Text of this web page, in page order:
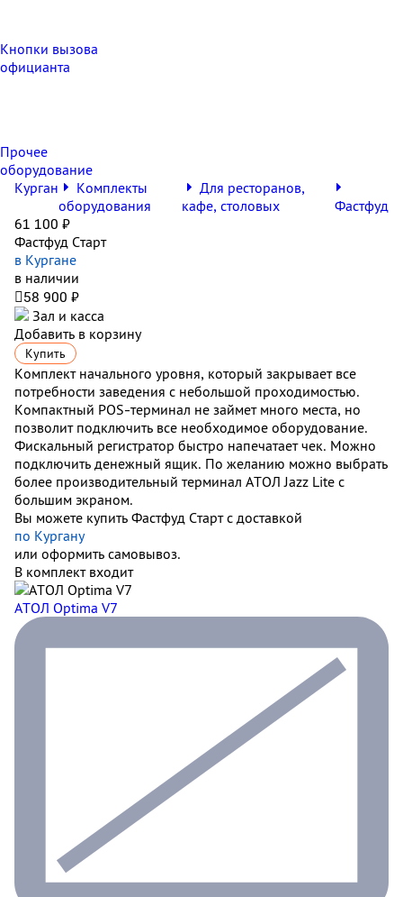
Кнопки вызова
официанта
Прочее
оборудование
Курган
Комплекты
оборудования
Для ресторанов,
кафе, столовых
Фастфуд
61 100 ₽
Фастфуд Старт
в Кургане
в наличии
58 900 ₽
Зал и касса
Добавить в корзину
Купить
Комплект начального уровня, который закрывает все
потребности заведения с небольшой проходимостью.
Компактный POS-терминал не займет много места, но
позволит подключить все необходимое оборудование.
Фискальный регистратор быстро напечатает чек. Можно
подключить денежный ящик. По желанию можно выбрать
более производительный терминал АТОЛ Jazz Lite с
большим экраном.
Вы можете купить Фастфуд Старт с доставкой
по Кургану
или оформить самовывоз.
В комплект входит
АТОЛ Optima V7